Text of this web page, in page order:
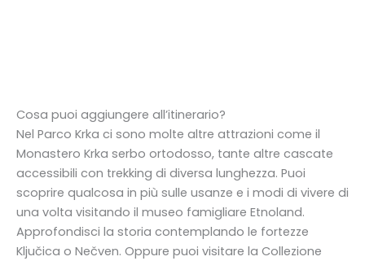
Cosa puoi aggiungere all’itinerario?
Nel Parco Krka ci sono molte altre attrazioni come il
Monastero Krka serbo ortodosso, tante altre cascate
accessibili con trekking di diversa lunghezza. Puoi
scoprire qualcosa in più sulle usanze e i modi di vivere di
una volta visitando il museo famigliare Etnoland.
Approfondisci la storia contemplando le fortezze
Ključica o Nečven. Oppure puoi visitare la Collezione